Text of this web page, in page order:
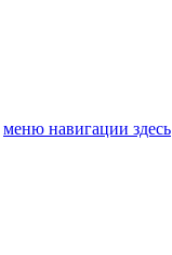
меню навигации здесь